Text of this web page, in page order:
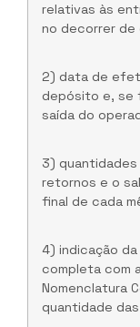
relativas às
no decorrer de
2) data de
depósito e, se
saída do
3)
retornos e o
final de cada
4) indicação
completa com
Nomenclatura
quantidade